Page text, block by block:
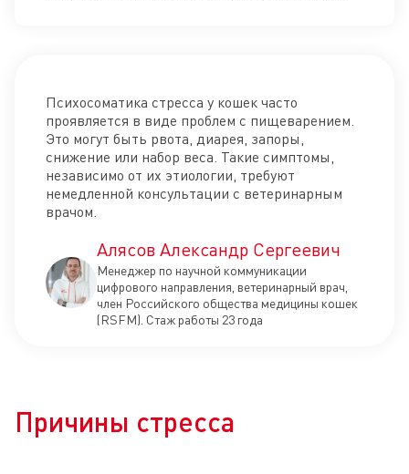
Психосоматика стресса у кошек часто
проявляется в виде проблем с пищеварением.
Это могут быть рвота, диарея, запоры,
снижение или набор веса. Такие симптомы,
независимо от их этиологии, требуют
немедленной консультации с ветеринарным
врачом.
Алясов Александр Сергеевич
Менеджер по научной коммуникации
цифрового направления, ветеринарный врач,
член Российского общества медицины кошек
(RSFM). Стаж работы 23 года
Причины стресса